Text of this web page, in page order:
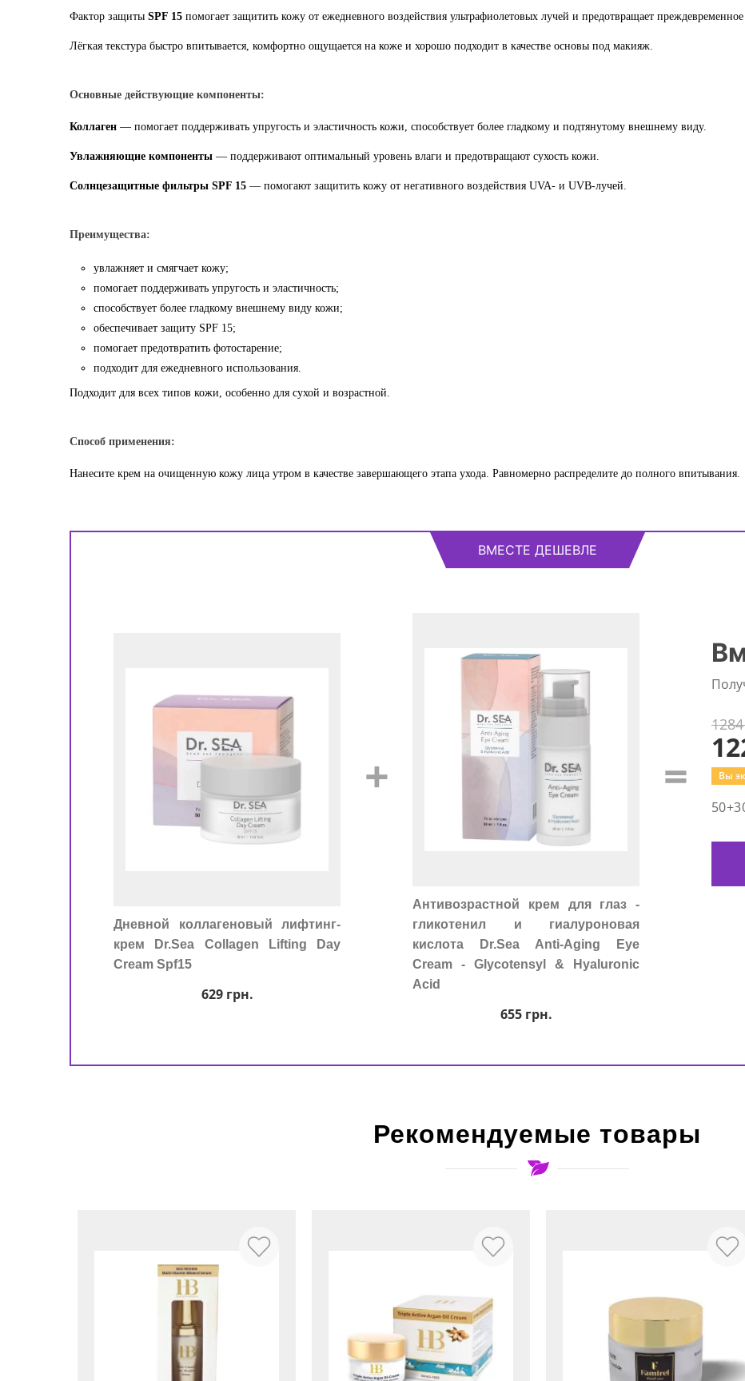
Фактор защиты SPF 15 помогает защитить кожу от ежедневного воздействия ультрафиолетовых лучей и предотвращает преждевременное
Лёгкая текстура быстро впитывается, комфортно ощущается на коже и хорошо подходит в качестве основы под макияж.
Основные действующие компоненты:
Коллаген — помогает поддерживать упругость и эластичность кожи, способствует более гладкому и подтянутому внешнему виду.
Увлажняющие компоненты — поддерживают оптимальный уровень влаги и предотвращают сухость кожи.
Солнцезащитные фильтры SPF 15 — помогают защитить кожу от негативного воздействия UVA- и UVB-лучей.
Преимущества:
увлажняет и смягчает кожу;
помогает поддерживать упругость и эластичность;
способствует более гладкому внешнему виду кожи;
обеспечивает защиту SPF 15;
помогает предотвратить фотостарение;
подходит для ежедневного использования.
Подходит для всех типов кожи, особенно для сухой и возрастной.
Способ применения:
Нанесите крем на очищенную кожу лица утром в качестве завершающего этапа ухода. Равномерно распределите до полного впитывания.
ВМЕСТЕ ДЕШЕВЛЕ
Дневной коллагеновый лифтинг-
крем Dr.Sea Collagen Lifting Day
Cream Spf15
629грн.
+
Антивозрастной крем для глаз -
гликотенил и гиалуроновая
кислота Dr.Sea Anti-Aging Eye
Cream - Glycotensyl & Hyaluronic
Acid
655грн.
= Вы
Рекомендуемые товары